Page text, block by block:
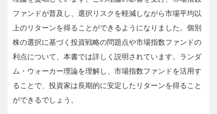
ファンドが普及し、選択リスクを軽減しながら市場平均以
上のリターンを得ることができるようになりました。個別
株の選択に基づく投資戦略の問題点や市場指数ファンドの
利点について、本書では詳しく説明されています。ランダ
ム・ウォーカー理論を理解し、市場指数ファンドを活用す
ることで、投資家は長期的に安定したリターンを得ること
ができるでしょう。